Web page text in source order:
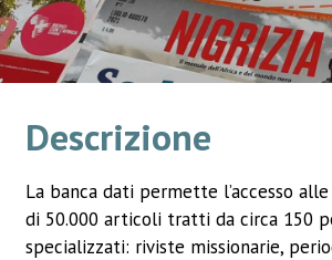
Descrizione
La banca dati permette l’accesso
di 50.000 articoli tratti da circa 150
specializzati: riviste missionarie,